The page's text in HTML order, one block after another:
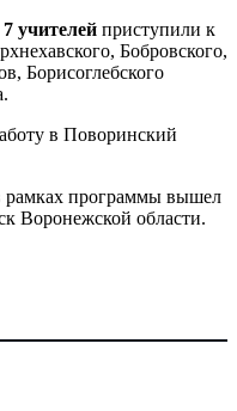
учителей приступили к
Бобровского,
Борисоглебского
в Поворинский
рамках программы вышел
Воронежской области.